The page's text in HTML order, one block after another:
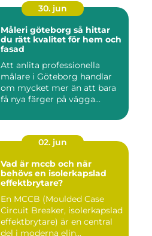
30. jun
Måleri göteborg så hittar
du rätt kvalitet för hem och
fasad
Att anlita professionella
målare i Göteborg handlar
om mycket mer än att bara
få nya färger på vägga...
02. jun
Vad är mccb och när
behövs en isolerkapslad
effektbrytare?
En MCCB (Moulded Case
Circuit Breaker, isolerkapslad
effektbrytare) är en central
del i moderna elin...